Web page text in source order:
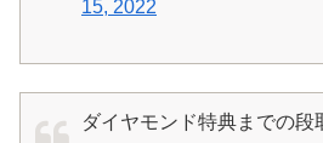
15, 2022
ダイヤモンド特典までの段